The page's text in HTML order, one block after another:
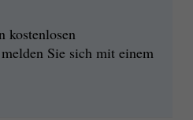
kostenlosen
Sie sich mit einem